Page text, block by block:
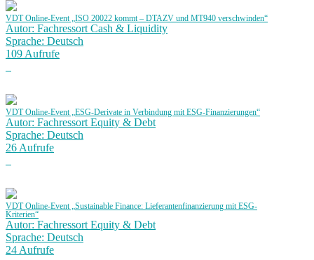
VDT Online-Event „ISO 20022 kommt – DTAZV und MT940 verschwinden“
Autor: Fachressort Cash & Liquidity
Sprache: Deutsch
109 Aufrufe
VDT Online-Event „ESG-Derivate in Verbindung mit ESG-Finanzierungen“
Autor: Fachressort Equity & Debt
Sprache: Deutsch
26 Aufrufe
VDT Online-Event „Sustainable Finance: Lieferantenfinanzierung mit ESG-
Kriterien“
Autor: Fachressort Equity & Debt
Sprache: Deutsch
24 Aufrufe